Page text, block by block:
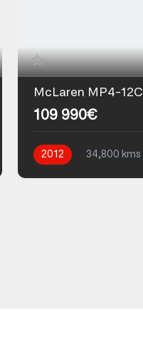
McLaren MP4-12C
109 990€
2012
34,800 kms